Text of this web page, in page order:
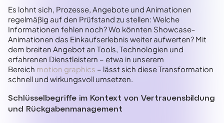
Es lohnt sich, Prozesse, Angebote und Animationen
regelmäßig auf den Prüfstand zu stellen: Welche
Informationen fehlen noch? Wo könnten Showcase-
Animationen das Einkaufserlebnis weiter aufwerten? Mit
dem breiten Angebot an Tools, Technologien und
erfahrenen Dienstleistern – etwa in unserem
Bereich motion graphics – lässt sich diese Transformation
schnell und wirkungsvoll umsetzen.
Schlüsselbegriffe im Kontext von Vertrauensbildung
und Rückgabenmanagement